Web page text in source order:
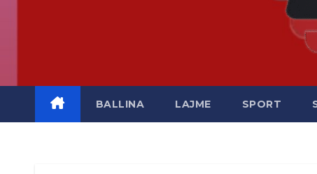
BALLINA LAJME SPORT